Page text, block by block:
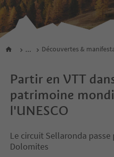
... Découvertes &
Partir en VTT
patrimoine
l'UNESCO
Le circuit Sellaronda
Dolomites